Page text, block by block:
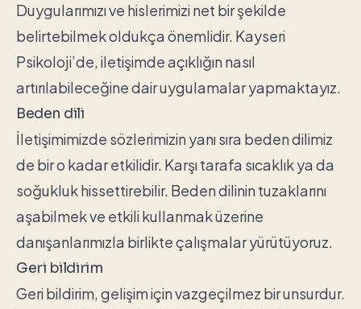
Duygularımızı ve hislerimizi net bir şekilde
belirtebilmek oldukça önemlidir. Kayseri
Psikoloji’de, iletişimde açıklığın nasıl
artırılabileceğine dair uygulamalar yapmaktayız.
Beden dili
İletişimimizde sözlerimizin yanı sıra beden dilimiz
de bir o kadar etkilidir. Karşı tarafa sıcaklık ya da
soğukluk hissettirebilir. Beden dilinin tuzaklarını
aşabilmek ve etkili kullanmak üzerine
danışanlarımızla birlikte çalışmalar yürütüyoruz.
Geri bildirim
Geri bildirim, gelişim için vazgeçilmez bir unsurdur.